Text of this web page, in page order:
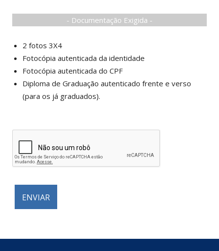
- Documentação Exigida -
2 fotos 3X4
Fotocópia autenticada da identidade
Fotocópia autenticada do CPF
Diploma de Graduação autenticado frente e verso
(para os já graduados).